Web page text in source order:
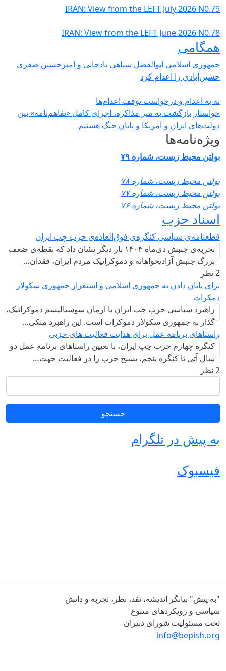
IRAN: View from the LEFT July 2026 N0.79
IRAN: View from the LEFT June 2026 N0.78
همگامی
جمهوری اسلامی ابوالفضل سپاهی بادجانی و امیرحسین صفری
حسین‌آبادی را اعدام کرد
نه به اعدام و درخواست توقف اعدام‌ها
خواستار بازگشت به میز مذاکره، اجرای کامل «تفاهم‌نامه» بین
دولت‌های ایران و آمریکا و پایان جنگ هستیم
ویژه‌نامه‌ها
بولتن محیط زیست، شماره ۷۹
بولتن محیط زیست، شماره ۷۸
بولتن محیط زیست، شماره ۷۷
بولتن محیط زیست، شماره ۷۶
اسناد حزب
قطعنامه‌ی سیاسی کنگره‌ی فوق‌العاده‌ی حزب چپ ایران
تجربه‌ی جنبش دی‌ماه ۱۴۰۴ بار دیگر نشان داد که نقطه‌ی ضعف
بزرگ جنبش آزادیخواهانه و دموکراتیک مردم ایران، فقدان…
2 نظر
برای پایان دادن به جمهوری اسلامی و استقرار جمهوری سکولار
دمکرات
راهبرد سياسی حزب چپ ایران با آرمان سوسیالیسم دموکراتیک،
گذار به جمهوری سکولار دموکرات است. این راهبرد متکی…
راستاهای برنامه عمل برای هدایت فعالیت های حزبی
کنگره چهارم حزب چپ ایران، با تعیین راستاهای برنامه عمل دو
سال آتی تا کنگره پنجم، بسیج حزب را در فعالیت جهت…
2 نظر
به پیش در تلگرام
فیسبوک
"به پیش" بیانگر اندیشه، نقد، نظر، تجربه و دانش
سیاسی و رویکردهای متنوع
تحت مسئولیت شورای دبیران
info@bepish.org